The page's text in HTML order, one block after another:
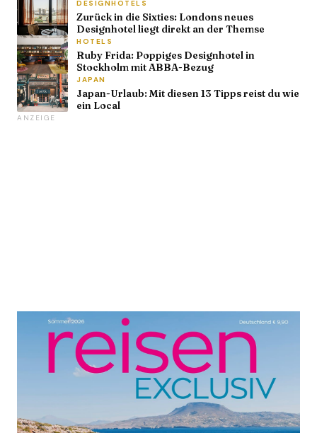
DESIGNHOTELS
Zurück in die Sixties: Londons neues
Designhotel liegt direkt an der Themse
HOTELS
Ruby Frida: Poppiges Designhotel in
Stockholm mit ABBA-Bezug
JAPAN
Japan-Urlaub: Mit diesen 13 Tipps reist du wie
ein Local
ANZEIGE